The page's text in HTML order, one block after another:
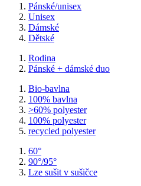
Pánské/unisex
Unisex
Dámské
Dětské
Rodina
Pánské + dámské duo
Bio-bavlna
100% bavlna
>60% polyester
100% polyester
recycled polyester
60°
90°/95°
Lze sušit v sušičce